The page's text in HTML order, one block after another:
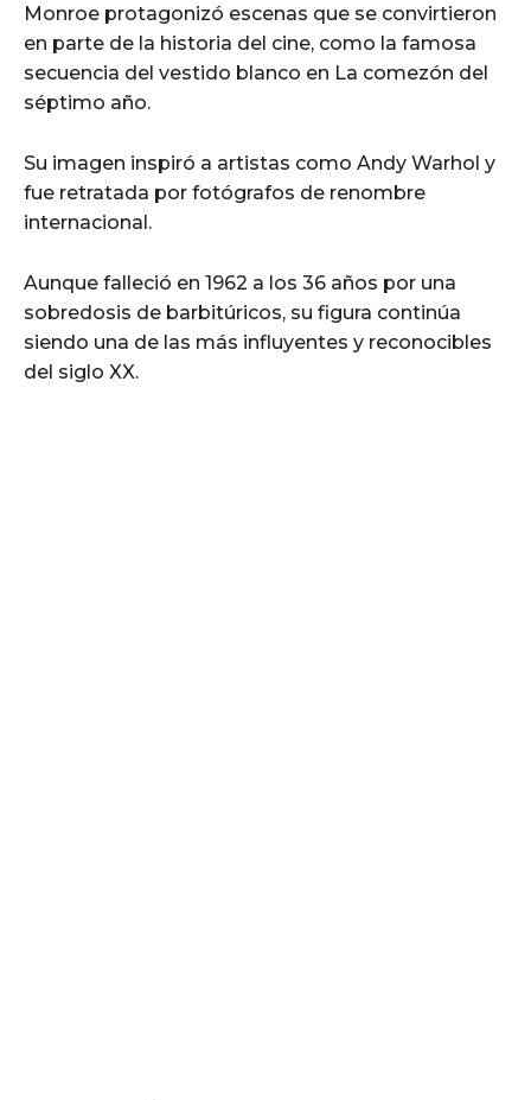
Monroe protagonizó escenas que se convirtieron
en parte de la historia del cine, como la famosa
secuencia del vestido blanco en La comezón del
séptimo año.
Su imagen inspiró a artistas como Andy Warhol y
fue retratada por fotógrafos de renombre
internacional.
Aunque falleció en 1962 a los 36 años por una
sobredosis de barbitúricos, su figura continúa
siendo una de las más influyentes y reconocibles
del siglo XX.